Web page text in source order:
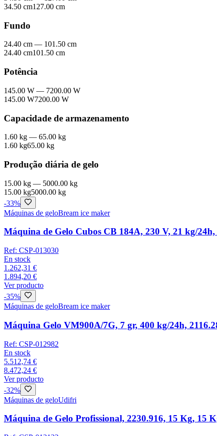
34.50 cm127.00 cm
Fundo
24.40 cm — 101.50 cm
24.40 cm101.50 cm
Potência
145.00 W — 7200.00 W
145.00 W7200.00 W
Capacidade de armazenamento
1.60 kg — 65.00 kg
1.60 kg65.00 kg
Produção diária de gelo
15.00 kg — 5000.00 kg
15.00 kg5000.00 kg
-33%
Máquinas de geloBream ice maker
Máquina de Gelo Cubos CB 184A, 230 V, 21 kg/24h,
Ref: CSP-013030
En stock
1.262,31 €
1.894,20 €
Ver producto
-35%
Máquinas de geloBream ice maker
Máquina Gelo VM900A/7G, 7 gr, 400 kg/24h,
Ref: CSP-012982
En stock
5.512,74 €
8.472,24 €
Ver producto
-32%
Máquinas de geloUdifri
Máquina de Gelo Profissional, 2230.916, 15 Kg, 15